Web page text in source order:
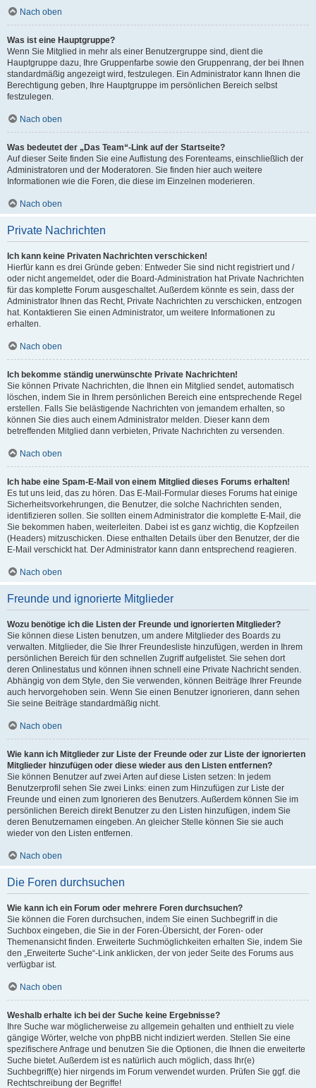
Nach oben
Was ist eine Hauptgruppe?
Wenn Sie Mitglied in mehr als einer Benutzergruppe sind, dient die
Hauptgruppe dazu, Ihre Gruppenfarbe sowie den Gruppenrang, der bei Ihnen
standardmäßig angezeigt wird, festzulegen. Ein Administrator kann Ihnen die
Berechtigung geben, Ihre Hauptgruppe im persönlichen Bereich selbst
festzulegen.
Nach oben
Was bedeutet der „Das Team“-Link auf der Startseite?
Auf dieser Seite finden Sie eine Auflistung des Forenteams, einschließlich der
Administratoren und der Moderatoren. Sie finden hier auch weitere
Informationen wie die Foren, die diese im Einzelnen moderieren.
Nach oben
Private Nachrichten
Ich kann keine Privaten Nachrichten verschicken!
Hierfür kann es drei Gründe geben: Entweder Sie sind nicht registriert und /
oder nicht angemeldet, oder die Board-Administration hat Private Nachrichten
für das komplette Forum ausgeschaltet. Außerdem könnte es sein, dass der
Administrator Ihnen das Recht, Private Nachrichten zu verschicken, entzogen
hat. Kontaktieren Sie einen Administrator, um weitere Informationen zu
erhalten.
Nach oben
Ich bekomme ständig unerwünschte Private Nachrichten!
Sie können Private Nachrichten, die Ihnen ein Mitglied sendet, automatisch
löschen, indem Sie in Ihrem persönlichen Bereich eine entsprechende Regel
erstellen. Falls Sie belästigende Nachrichten von jemandem erhalten, so
können Sie dies auch einem Administrator melden. Dieser kann dem
betreffenden Mitglied dann verbieten, Private Nachrichten zu versenden.
Nach oben
Ich habe eine Spam-E-Mail von einem Mitglied dieses Forums erhalten!
Es tut uns leid, das zu hören. Das E-Mail-Formular dieses Forums hat einige
Sicherheitsvorkehrungen, die Benutzer, die solche Nachrichten senden,
identifizieren sollen. Sie sollten einem Administrator die komplette E-Mail, die
Sie bekommen haben, weiterleiten. Dabei ist es ganz wichtig, die Kopfzeilen
(Headers) mitzuschicken. Diese enthalten Details über den Benutzer, der die
E-Mail verschickt hat. Der Administrator kann dann entsprechend reagieren.
Nach oben
Freunde und ignorierte Mitglieder
Wozu benötige ich die Listen der Freunde und ignorierten Mitglieder?
Sie können diese Listen benutzen, um andere Mitglieder des Boards zu
verwalten. Mitglieder, die Sie Ihrer Freundesliste hinzufügen, werden in Ihrem
persönlichen Bereich für den schnellen Zugriff aufgelistet. Sie sehen dort
deren Onlinestatus und können ihnen schnell eine Private Nachricht senden.
Abhängig von dem Style, den Sie verwenden, können Beiträge Ihrer Freunde
auch hervorgehoben sein. Wenn Sie einen Benutzer ignorieren, dann sehen
Sie seine Beiträge standardmäßig nicht.
Nach oben
Wie kann ich Mitglieder zur Liste der Freunde oder zur Liste der ignorierten
Mitglieder hinzufügen oder diese wieder aus den Listen entfernen?
Sie können Benutzer auf zwei Arten auf diese Listen setzen: In jedem
Benutzerprofil sehen Sie zwei Links: einen zum Hinzufügen zur Liste der
Freunde und einen zum Ignorieren des Benutzers. Außerdem können Sie im
persönlichen Bereich direkt Benutzer zu den Listen hinzufügen, indem Sie
deren Benutzernamen eingeben. An gleicher Stelle können Sie sie auch
wieder von den Listen entfernen.
Nach oben
Die Foren durchsuchen
Wie kann ich ein Forum oder mehrere Foren durchsuchen?
Sie können die Foren durchsuchen, indem Sie einen Suchbegriff in die
Suchbox eingeben, die Sie in der Foren-Übersicht, der Foren- oder
Themenansicht finden. Erweiterte Suchmöglichkeiten erhalten Sie, indem Sie
den „Erweiterte Suche“-Link anklicken, der von jeder Seite des Forums aus
verfügbar ist.
Nach oben
Weshalb erhalte ich bei der Suche keine Ergebnisse?
Ihre Suche war möglicherweise zu allgemein gehalten und enthielt zu viele
gängige Wörter, welche von phpBB nicht indiziert werden. Stellen Sie eine
spezifischere Anfrage und benutzen Sie die Optionen, die Ihnen die erweiterte
Suche bietet. Außerdem ist es natürlich auch möglich, dass Ihr(e)
Suchbegriff(e) hier nirgends im Forum verwendet wurden. Prüfen Sie ggf. die
Rechtschreibung der Begriffe!